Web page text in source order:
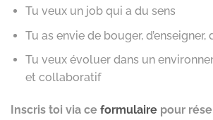
Tu veux un job qui a du sens
Tu as envie de bouger,
Tu veux évoluer dans un
et collaboratif
Inscris toi via ce formulaire pour